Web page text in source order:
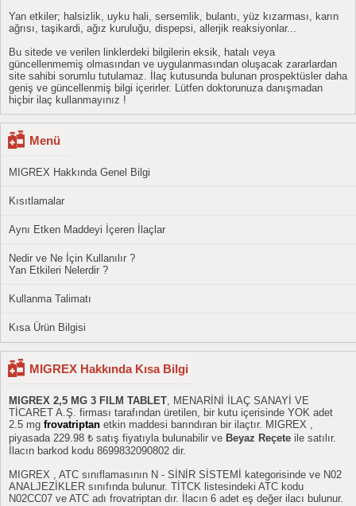
Yan etkiler; halsizlik, uyku hali, sersemlik, bulantı, yüz kızarması, karın
ağrısı, taşikardi, ağız kuruluğu, dispepsi, allerjik reaksiyonlar...
Bu sitede ve verilen linklerdeki bilgilerin eksik, hatalı veya
güncellenmemiş olmasından ve uygulanmasından oluşacak zararlardan
site sahibi sorumlu tutulamaz. İlaç kutusunda bulunan prospektüsler daha
geniş ve güncellenmiş bilgi içerirler. Lütfen doktorunuza danışmadan
hiçbir ilaç kullanmayınız !
Menü
MIGREX Hakkında Genel Bilgi
Kısıtlamalar
Aynı Etken Maddeyi İçeren İlaçlar
Nedir ve Ne İçin Kullanılır ?
Yan Etkileri Nelerdir ?
Kullanma Talimatı
Kısa Ürün Bilgisi
MIGREX Hakkında Kısa Bilgi
MIGREX 2,5 MG 3 FILM TABLET, MENARİNİ İLAÇ SANAYİ VE
TİCARET A.Ş. firması tarafından üretilen, bir kutu içerisinde YOK adet
2.5 mg frovatriptan etkin maddesi barındıran bir ilaçtır. MIGREX ,
piyasada 229.98 ₺ satış fiyatıyla bulunabilir ve Beyaz Reçete ile satılır.
İlacın barkod kodu 8699832090802 dir.
MIGREX , ATC sınıflamasının N - SİNİR SİSTEMİ kategorisinde ve N02
ANALJEZİKLER sınıfında bulunur. TİTCK listesindeki ATC kodu
N02CC07 ve ATC adı frovatriptan dır. İlacın 6 adet eş değer ilacı bulunur.